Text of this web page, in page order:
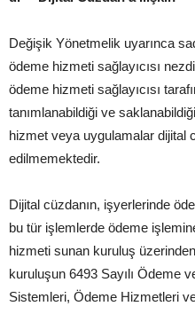
Değişik Yönetmelik uyarınca
ödeme hizmeti sağlayıcısı
ödeme hizmeti sağlayıcısı
tanımlanabildiği ve
hizmet veya uygulamalar dijital
edilmemektedir.
Dijital cüzdanın, işyerlerinde
bu tür işlemlerde ödeme
hizmeti sunan kuruluş
kuruluşun 6493 Sayılı Ödeme
Sistemleri, Ödeme Hizmetleri